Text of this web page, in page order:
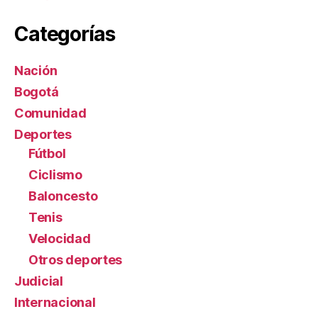
Categorías
Nación
Bogotá
Comunidad
Deportes
Fútbol
Ciclismo
Baloncesto
Tenis
Velocidad
Otros deportes
Judicial
Internacional